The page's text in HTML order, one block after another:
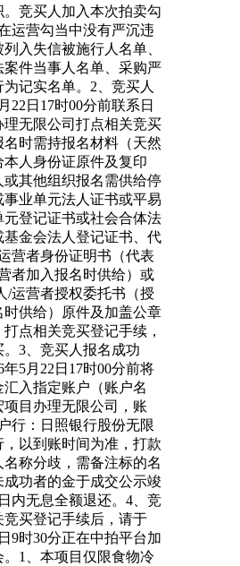
。竞买人加入本次拍卖勾
运营勾当中没有严沉违
入失信被施行人名单、
案件当事人名单、采购严
记实名单。2、竞买人
22日17时00分前联系日
理无限公司打点相关竞买
时需持报名材料（天然
本人身份证原件及复印
或其他组织报名需供给停
事业单元法人证书或平易
元登记证书或社会合体法
基金会法人登记证书、代
营者身份证明书（代表
者加入报名时供给）或
/运营者授权委托书（授
时供给）原件及加盖公章
点相关竞买登记手续，
3、竞买人报名成功
年5月22日17时00分前将
入指定账户（账户名
目办理无限公司，账
行：日照银行股份无限
以到账时间为准，打款
名称分歧，需备注标的名
功者的金于成交公示竣
内无息全额退还。4、竞
竞买登记手续后，请于
9时30分正在中拍平台加
。1、本项目仅限食物冷